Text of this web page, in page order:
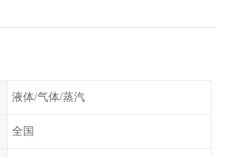
液体/气体/蒸汽
全国